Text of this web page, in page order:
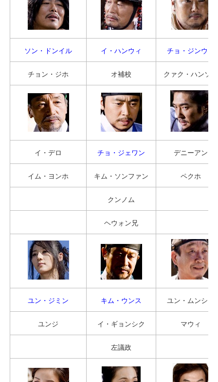
ソン・ドンイル イ・ハンウィ チョ・ジンウン
チョン・ジホ オ補校 クァク・ハンソム
イ・デロ チョ・ジェワン デニーアン
イム・ヨンホ キム・ソンファン ペクホ
クンノム
ヘウォン兄
ユン・ジミン キム・ウンス ユン・ムンシク
ユンジ イ・ギョンシク マウィ
左議政